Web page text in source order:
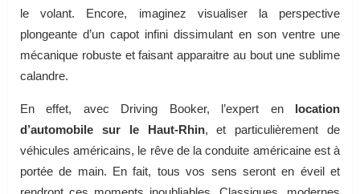
le volant. Encore, imaginez visualiser la perspective
plongeante d’un capot infini dissimulant en son ventre une
mécanique robuste et faisant apparaitre au bout une sublime
calandre.
En effet, avec Driving Booker, l’expert en location
d’automobile sur le Haut-Rhin, et particulièrement de
véhicules américains, le rêve de la conduite américaine est à
portée de main. En fait, tous vos sens seront en éveil et